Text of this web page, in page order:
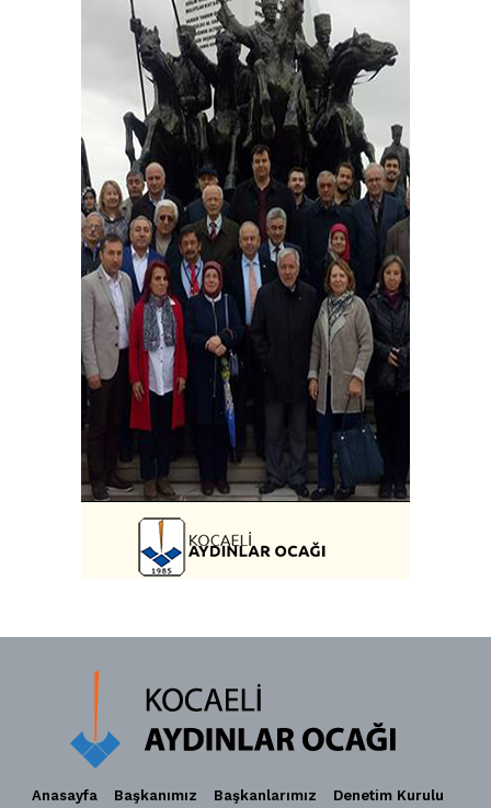
Anasayfa Başkanımız Başkanlarımız
Denetim Kurulu